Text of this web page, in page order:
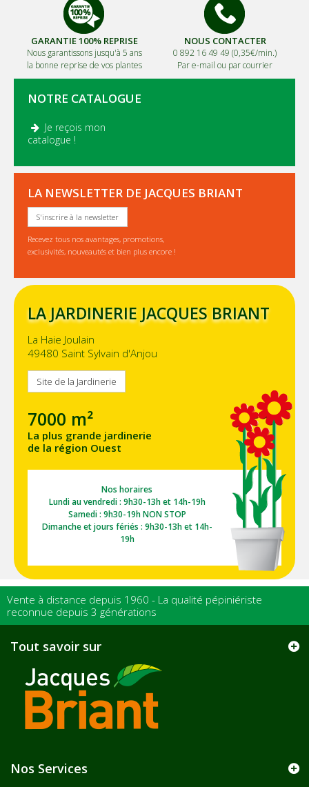
GARANTIE 100% REPRISE
Nous garantissons jusqu'à 5 ans
la bonne reprise de vos plantes
NOUS CONTACTER
0 892 16 49 49 (0,35€/min.)
Par e-mail ou par courrier
NOTRE CATALOGUE
Je reçois mon
catalogue !
LA NEWSLETTER DE JACQUES BRIANT
S'inscrire à la newsletter
Recevez tous nos avantages, promotions,
exclusivités, nouveautés et bien plus encore !
LA JARDINERIE JACQUES BRIANT
La Haie Joulain
49480 Saint Sylvain d'Anjou
Site de la Jardinerie
7000 m²
La plus grande jardinerie
de la région Ouest
Nos horaires
Lundi au vendredi : 9h30-13h et 14h-19h
Samedi : 9h30-19h NON STOP
Dimanche et jours fériés : 9h30-13h et 14h-
19h
Vente à distance depuis 1960 - La qualité pépiniériste
reconnue depuis 3 générations
Tout savoir sur
Nos Services